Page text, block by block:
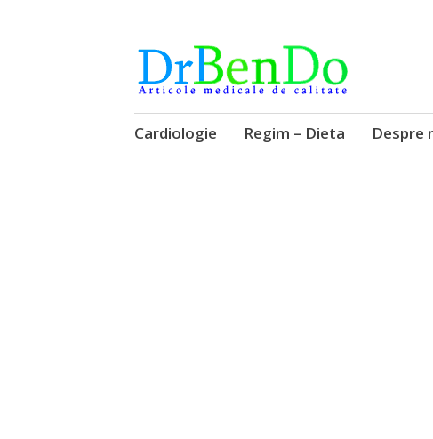
DrBendo.ro
Alimentatia sa iti fie medicatia
Sari
Cardiologie Regim – Dieta Despre